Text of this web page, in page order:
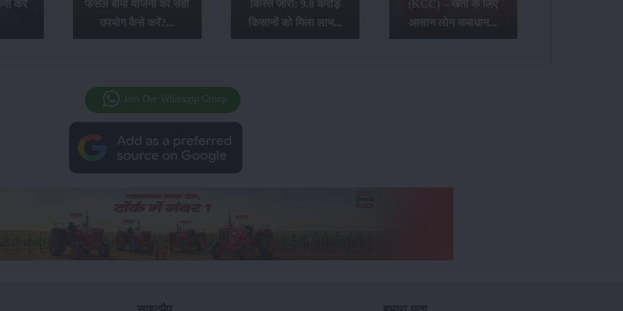
करें
फसल बीमा योजना का सही
उपयोग कैसे करें?...
किस्त जारी: 9.8 करोड़
किसानों को मिला लाभ...
(KCC) – खेती के लिए
आसान लोन समाधान...
Join Our Whatsapp Group